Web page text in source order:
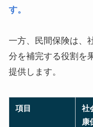
す。
一方、民間保険は、
分を補完する役割を
提供します。
項目
社
康